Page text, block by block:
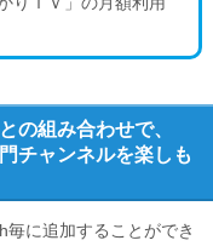
の組み合わせで、
チャンネルを楽しも
に追加することができ